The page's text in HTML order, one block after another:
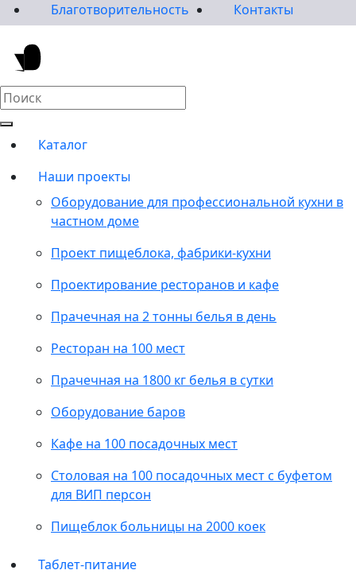
Благотворительность
Контакты
Каталог
Наши проекты
Оборудование для профессиональной кухни в
частном доме
Проект пищеблока, фабрики-кухни
Проектирование ресторанов и кафе
Прачечная на 2 тонны белья в день
Ресторан на 100 мест
Прачечная на 1800 кг белья в сутки
Оборудование баров
Кафе на 100 посадочных мест
Столовая на 100 посадочных мест с буфетом
для ВИП персон
Пищеблок больницы на 2000 коек
Таблет-питание